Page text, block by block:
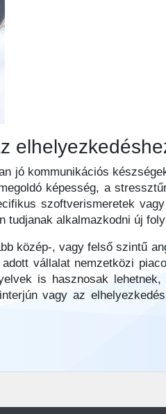
jó kommunikációs
képesség, a
szoftverismeretek
alkalmazkodni új
közép-, vagy felső szintű
vállalat nemzetközi
is hasznosak
vagy az